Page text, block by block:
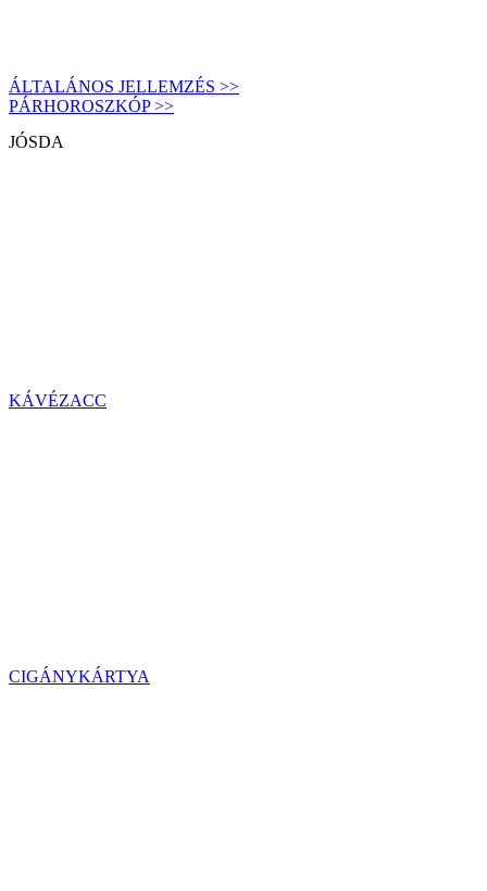
ÁLTALÁNOS JELLEMZÉS >>
PÁRHOROSZKÓP >>
JÓSDA
KÁVÉZACC
CIGÁNYKÁRTYA